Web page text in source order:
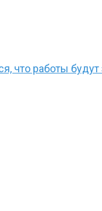
что работы